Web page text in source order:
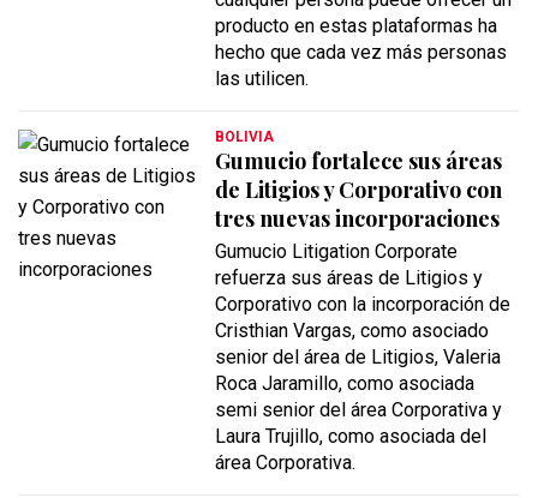
producto en estas plataformas ha
hecho que cada vez más personas
las utilicen.
BOLIVIA
Gumucio fortalece sus áreas
de Litigios y Corporativo con
tres nuevas incorporaciones
Gumucio Litigation Corporate
refuerza sus áreas de Litigios y
Corporativo con la incorporación de
Cristhian Vargas, como asociado
senior del área de Litigios, Valeria
Roca Jaramillo, como asociada
semi senior del área Corporativa y
Laura Trujillo, como asociada del
área Corporativa.